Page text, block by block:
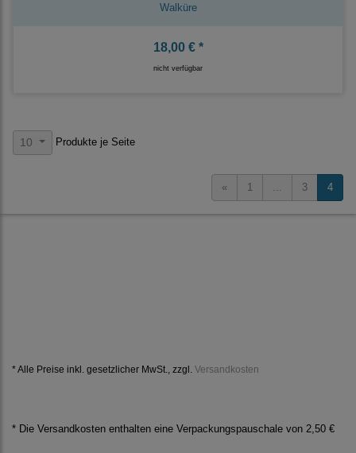
Walküre
18,00 € *
nicht verfügbar
10 Produkte je Seite
« 1 3 4
* Alle Preise inkl. gesetzlicher MwSt., zzgl. Versandkosten
* Die Versandkosten enthalten eine Verpackungspauschale von 2,50 €